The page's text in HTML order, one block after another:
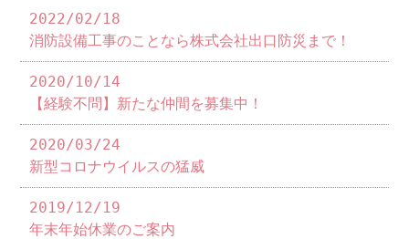
2022/02/18
消防設備工事のことなら株式会社出口防災まで！
2020/10/14
【経験不問】新たな仲間を募集中！
2020/03/24
新型コロナウイルスの猛威
2019/12/19
年末年始休業のご案内